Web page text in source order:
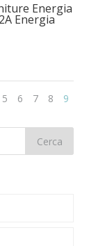
Energia
Energia
5 6 7 8 9